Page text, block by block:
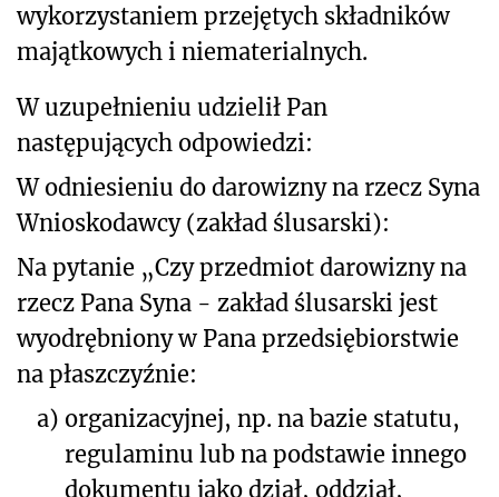
wykorzystaniem przejętych składników
majątkowych i niematerialnych.
W uzupełnieniu udzielił Pan
następujących odpowiedzi:
W odniesieniu do darowizny na rzecz Syna
Wnioskodawcy (zakład ślusarski):
Na pytanie „Czy przedmiot darowizny na
rzecz Pana Syna - zakład ślusarski jest
wyodrębniony w Pana przedsiębiorstwie
na płaszczyźnie:
a) organizacyjnej, np. na bazie statutu,
regulaminu lub na podstawie innego
dokumentu jako dział, oddział,